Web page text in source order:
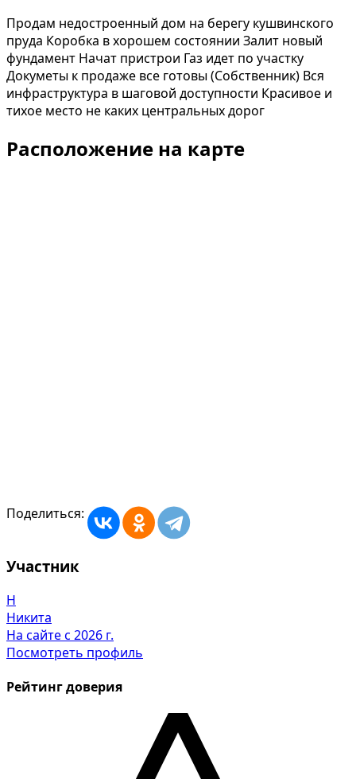
Продам недостроенный дом на берегу кушвинского
пруда Коробка в хорошем состоянии Залит новый
фундамент Начат пристрои Газ идет по участку
Докуметы к продаже все готовы (Собственник) Вся
инфраструктура в шаговой доступности Красивое и
тихое место не каких центральных дорог
Расположение на карте
Поделиться:
Участник
Н
Никита
На сайте с 2026 г.
Посмотреть профиль
Рейтинг доверия